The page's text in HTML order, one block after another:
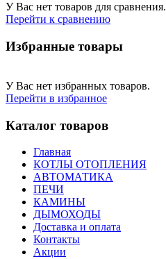
У Вас нет товаров для сравнения.
Перейти к сравнению
Избранные товары
У Вас нет избранных товаров.
Перейти в избранное
Каталог товаров
Главная
КОТЛЫ ОТОПЛЕНИЯ
АВТОМАТИКА
ПЕЧИ
КАМИНЫ
ДЫМОХОДЫ
Доставка и оплата
Контакты
Акции